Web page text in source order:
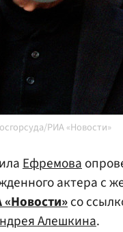
РИА «Новости»
Ефремова
актера с
со
Алешкина.